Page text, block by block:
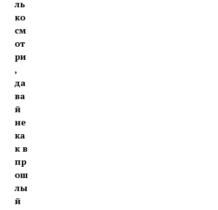
ль
ко
см
от
ри
,
да
ва
й
не
ка
к в
пр
ош
лы
й